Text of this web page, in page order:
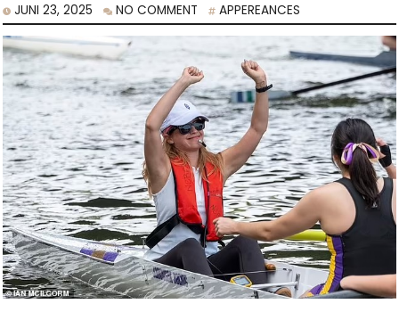
JUNI 23, 2025 NO COMMENT APPEREANCES